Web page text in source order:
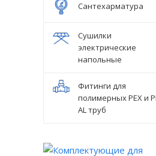
Сантехарматура
Сушилки
электрические
напольные
Фитинги для
полимерных PEX и
AL труб